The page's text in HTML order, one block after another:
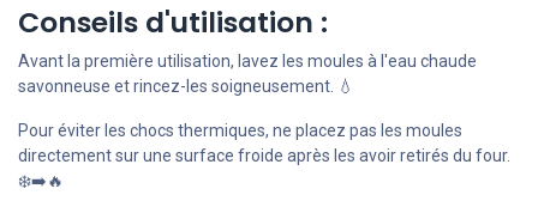
Conseils d'utilisation :
Avant la première utilisation, lavez les moules à l'eau chaude
savonneuse et rincez-les soigneusement. 💧
Pour éviter les chocs thermiques, ne placez pas les moules
directement sur une surface froide après les avoir retirés du four.
❄️➡️🔥